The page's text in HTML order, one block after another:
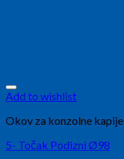
Add to wishlist
Okov za konzolne kapije
5- Točak Podizni Ø98